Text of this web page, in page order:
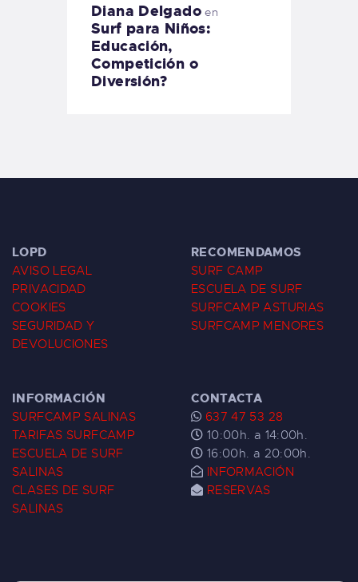
Diana Delgadoen
Surf para Niños:
Educación,
Competición o
Diversión?
LOPD
AVISO LEGAL
PRIVACIDAD
COOKIES
SEGURIDAD Y
DEVOLUCIONES
RECOMENDAMOS
SURF CAMP
ESCUELA DE SURF
SURFCAMP ASTURIAS
SURFCAMP MENORES
INFORMACIÓN
SURFCAMP SALINAS
TARIFAS SURFCAMP
ESCUELA DE SURF
SALINAS
CLASES DE SURF
SALINAS
CONTACTA
637 47 53 28
10:00h. a 14:00h.
16:00h. a 20:00h.
INFORMACIÓN
RESERVAS